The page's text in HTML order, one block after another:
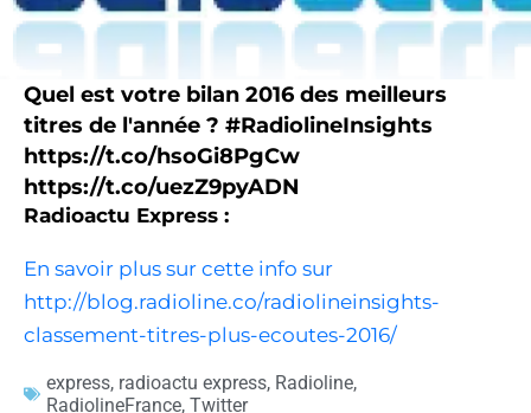
Quel est votre bilan 2016 des meilleurs
titres de l'année ? #RadiolineInsights
https://t.co/hsoGi8PgCw
https://t.co/uezZ9pyADN
Radioactu Express :
En savoir plus sur cette info sur
http://blog.radioline.co/radiolineinsights-
classement-titres-plus-ecoutes-2016/
express, radioactu express, Radioline,
RadiolineFrance, Twitter